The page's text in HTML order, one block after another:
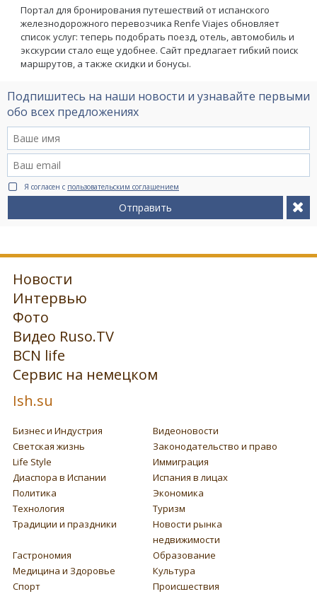
Портал для бронирования путешествий от испанского
железнодорожного перевозчика Renfe Viajes обновляет
список услуг: теперь подобрать поезд, отель, автомобиль и
экскурсии стало еще удобнее. Сайт предлагает гибкий поиск
маршрутов, а также скидки и бонусы.
Подпишитесь на наши новости и узнавайте первыми
обо всех предложениях
Я согласен с пользовательским соглашением
Отправить
Новости
Интервью
Фото
Видео Ruso.TV
BCN life
Сервис на немецком
Ish.su
Бизнес и Индустрия
Видеоновости
Светская жизнь
Законодательство и право
Life Style
Иммиграция
Диаспора в Испании
Испания в лицах
Политика
Экономика
Технология
Туризм
Традиции и праздники
Новости рынка
недвижимости
Гастрономия
Образование
Медицина и Здоровье
Культура
Спорт
Происшествия